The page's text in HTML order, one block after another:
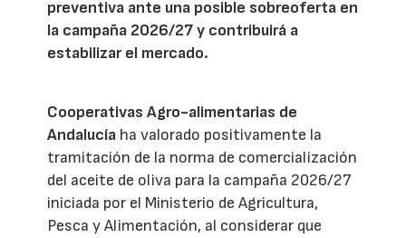
preventiva ante una posible sobreoferta en
la campaña 2026/27 y contribuirá a
estabilizar el mercado.
Cooperativas Agro-alimentarias de
Andalucía ha valorado positivamente la
tramitación de la norma de comercialización
del aceite de oliva para la campaña 2026/27
iniciada por el Ministerio de Agricultura,
Pesca y Alimentación, al considerar que